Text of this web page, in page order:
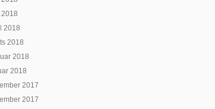
2018
2018
2018
2018
2017
2017